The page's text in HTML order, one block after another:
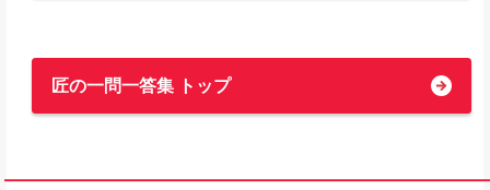
匠の一問一答集 トップ